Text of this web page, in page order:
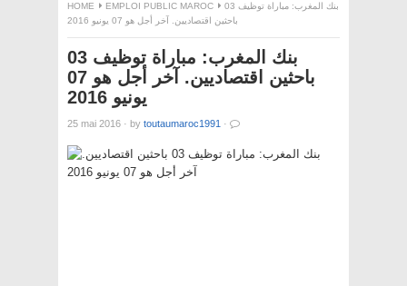
HOME EMPLOI PUBLIC MAROC
بنك المغرب: مباراة توظيف 03
باحثين اقتصاديين. آخر أجل هو 07 يونيو 2016
بنك المغرب: مباراة توظيف 03
باحثين اقتصاديين. آخر أجل هو 07
يونيو 2016
25 mai 2016 · by toutaumaroc1991 ·